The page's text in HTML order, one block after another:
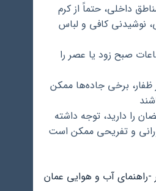
داخلی، حتماً از کرم
نوشیدنی کافی و لباس
صبح زود یا عصر را
برخی جاده‌ها ممکن
را دارید، توجه داشته
و تفریحی ممکن است
-راهنمای آب و هوایی عمان